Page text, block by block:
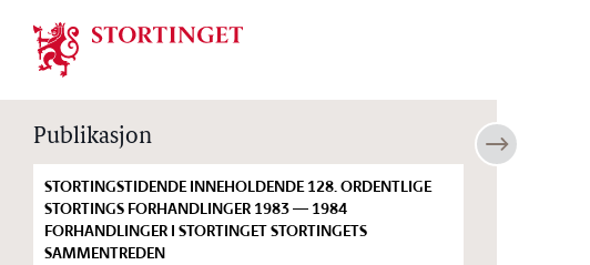
Stortinget.no
Publikasjon
STORTINGSTIDENDE INNEHOLDENDE 128. ORDENTLIGE
STORTINGS FORHANDLINGER 1983 — 1984
FORHANDLINGER I STORTINGET STORTINGETS
SAMMENTREDEN